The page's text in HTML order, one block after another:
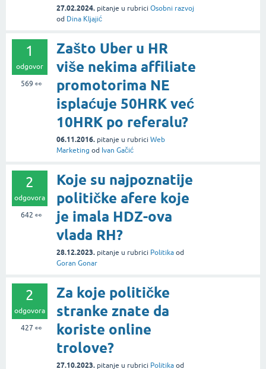
27.02.2024. pitanje u rubrici Osobni razvoj
od Dina Kljajić
1
odgovor
569 👀
Zašto Uber u HR
više nekima affiliate
promotorima NE
isplaćuje 50HRK već
10HRK po referalu?
06.11.2016. pitanje u rubrici Web
Marketing od Ivan Gačić
2
odgovora
642 👀
Koje su najpoznatije
političke afere koje
je imala HDZ-ova
vlada RH?
28.12.2023. pitanje u rubrici Politika od
Goran Gonar
2
odgovora
427 👀
Za koje političke
stranke znate da
koriste online
trolove?
27.10.2023. pitanje u rubrici Politika od